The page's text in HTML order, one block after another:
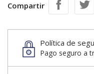
Compartir
Política de
Pago seguro a